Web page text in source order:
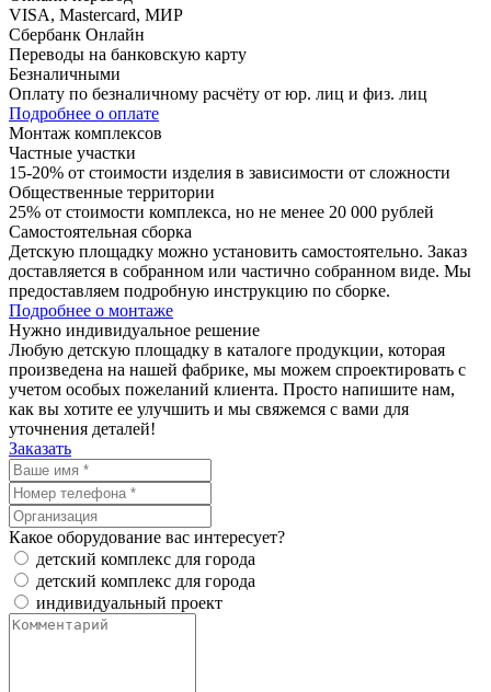
VISA, Mastercard, МИР
Сбербанк Онлайн
Переводы на банковскую карту
Безналичными
Оплату по безналичному расчёту от юр. лиц и физ. лиц
Подробнее о оплате
Монтаж комплексов
Частные участки
15-20% от стоимости изделия в зависимости от сложности
Общественные территории
25% от стоимости комплекса, но не менее 20 000 рублей
Самостоятельная сборка
Детскую площадку можно установить самостоятельно. Заказ
доставляется в собранном или частично собранном виде. Мы
предоставляем подробную инструкцию по сборке.
Подробнее о монтаже
Нужно индивидуальное решение
Любую детскую площадку в каталоге продукции, которая
произведена на нашей фабрике, мы можем спроектировать с
учетом особых пожеланий клиента. Просто напишите нам,
как вы хотите ее улучшить и мы свяжемся с вами для
уточнения деталей!
Заказать
Какое оборудование вас интересует?
детский комплекс для города
детский комплекс для города
индивидуальный проект